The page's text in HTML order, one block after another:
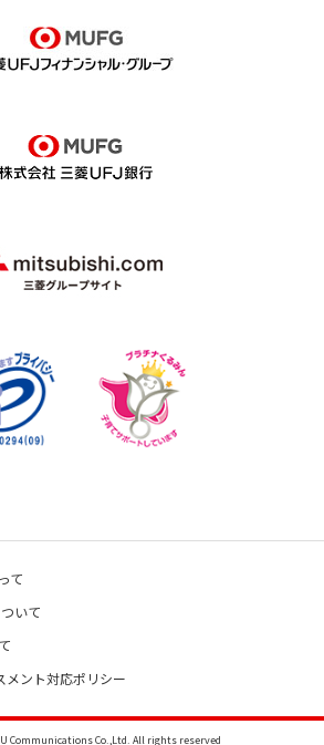
て
いて
メント対応ポリシー
Communications Co.,Ltd. All rights reserved